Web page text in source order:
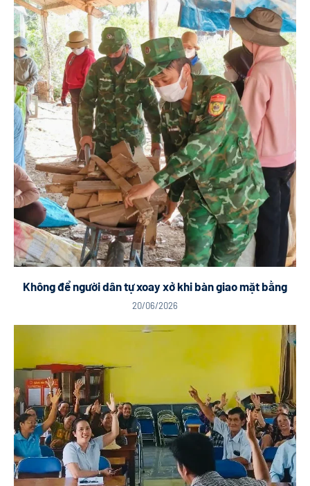
Không để người dân tự xoay xở khi bàn giao mặt bằng
20/06/2026